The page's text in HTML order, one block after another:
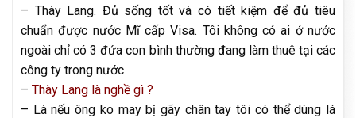
– Thày Lang. Đủ sống tốt và có tiết kiệm để đủ tiêu
chuẩn được nước Mĩ cấp Visa. Tôi không có ai ở nước
ngoài chỉ có 3 đứa con bình thường đang làm thuê tại các
công ty trong nước
– Thày Lang là nghề gì ?
– Là nếu ông ko may bị gãy chân tay tôi có thể dùng lá